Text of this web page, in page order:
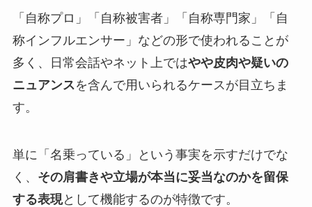
「自称プロ」「自称被害者」「自称専門家」「自
称インフルエンサー」などの形で使われることが
多く、日常会話やネット上ではやや皮肉や疑いの
ニュアンスを含んで用いられるケースが目立ちま
す。
単に「名乗っている」という事実を示すだけでな
く、 その肩書きや立場が本当に妥当なのかを留保
する表現として機能するのが特徴です。